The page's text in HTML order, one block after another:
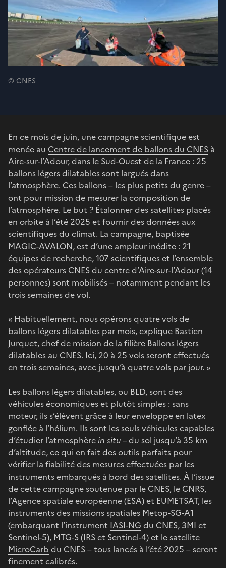
© CNES
En ce mois de juin, une campagne scientifique est
menée au Centre de lancement de ballons du CNES à
Aire-sur-l’Adour, dans le Sud-Ouest de la France : 25
ballons légers dilatables sont largués dans
l’atmosphère. Ces ballons – les plus petits du genre –
ont pour mission de mesurer la composition de
l’atmosphère. Le but ? Étalonner des satellites placés
en orbite à l’été 2025 et fournir des données aux
scientifiques du climat. La campagne, baptisée
MAGIC-AVALON, est d’une ampleur inédite : 21
équipes de recherche, 107 scientifiques et l’ensemble
des opérateurs CNES du centre d’Aire-sur-l’Adour (14
personnes) sont mobilisés – notamment pendant les
trois semaines de vol.
« Habituellement, nous opérons quatre vols de
ballons légers dilatables par mois, explique Bastien
Jurquet, chef de mission de la filière Ballons légers
dilatables au CNES. Ici, 20 à 25 vols seront effectués
en trois semaines, avec jusqu’à quatre vols par jour. »
Les ballons légers dilatables, ou BLD, sont des
véhicules économiques et plutôt simples : sans
moteur, ils s’élèvent grâce à leur enveloppe en latex
gonflée à l’hélium. Ils sont les seuls véhicules capables
d’étudier l’atmosphèrein situ –du sol jusqu’à 35 km
d’altitude, ce qui en fait des outils parfaits pour
vérifier la fiabilité des mesures effectuées par les
instruments embarqués à bord des satellites. À l’issue
de cette campagne soutenue par le CNES, le CNRS,
l’Agence spatiale européenne (ESA) et EUMETSAT, les
instruments des missions spatiales Metop-SG-A1
(embarquant l’instrument IASI-NG du CNES, 3MI et
Sentinel-5), MTG-S (IRS et Sentinel-4) et le satellite
MicroCarb du CNES – tous lancés à l’été 2025 – seront
finement calibrés.